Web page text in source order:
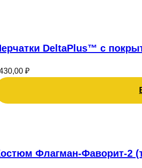
DeltaPlus™ с
₽
Флагман-Фаворит-2